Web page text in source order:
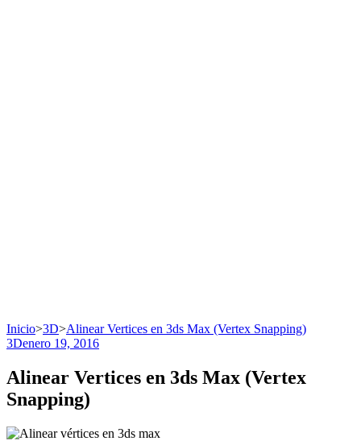
Inicio>3D>Alinear Vertices en 3ds Max (Vertex Snapping)
3Denero 19, 2016
Alinear Vertices en 3ds Max (Vertex
Snapping)